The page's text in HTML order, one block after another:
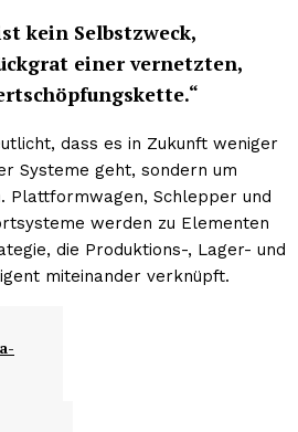
kein Selbstzweck,
einer vernetzten,
dass es in Zukunft weniger
Systeme geht, sondern um
Plattformwagen, Schlepper und
werden zu Elementen
die Produktions-, Lager- und
miteinander verknüpft.